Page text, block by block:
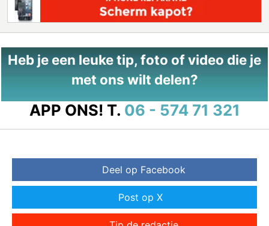
Heb je een leuke tip, foto of video die je
met ons wilt delen?
APP ONS! T. 06 - 574 71 321
Deel op Facebook
Post op X